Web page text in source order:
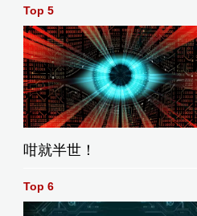
Top 5
咁就半世！
Top 6